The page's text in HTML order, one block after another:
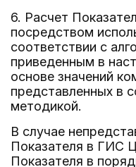
6. Расчет
посредством
соответствии с
приведенным в
основе значений
представленных в
методикой.
В случае
Показателя в ГИС
Показателя в